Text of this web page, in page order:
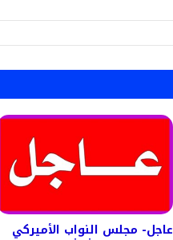
عاجل- مجلس النواب الأميركي